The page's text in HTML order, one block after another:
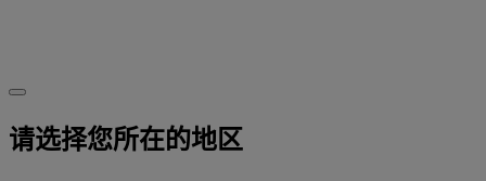
请选择您所在的地区